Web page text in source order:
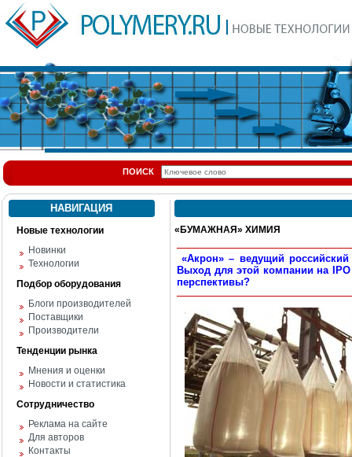
ПОИСК
НАВИГАЦИЯ
Новые технологии
Новинки
Технологии
Подбор оборудования
Блоги производителей
Поставщики
Производители
Тенденции рынка
Мнения и оценки
Новости и статистика
Сотрудничество
Реклама на сайте
Для авторов
Контакты
«БУМАЖНАЯ» ХИМИЯ
«Акрон» – ведущий
Выход для этой компании на
перспективы?